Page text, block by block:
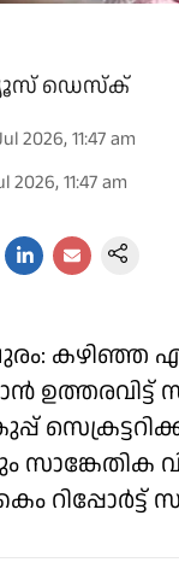
ഡെസ്ക്
2026, 11:47 am
2026, 11:47 am
കഴിഞ്ഞ
സാങ്കേതിക
റിപ്പോർട്ട്